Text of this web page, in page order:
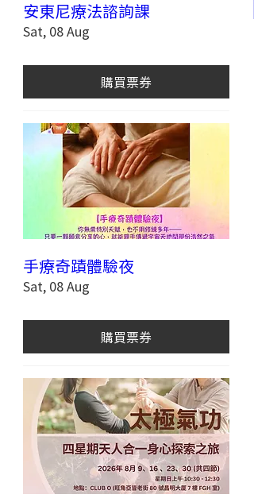
安東尼療法諮詢課
Sat, 08 Aug
購買票券
手療奇蹟體驗夜
Sat, 08 Aug
購買票券